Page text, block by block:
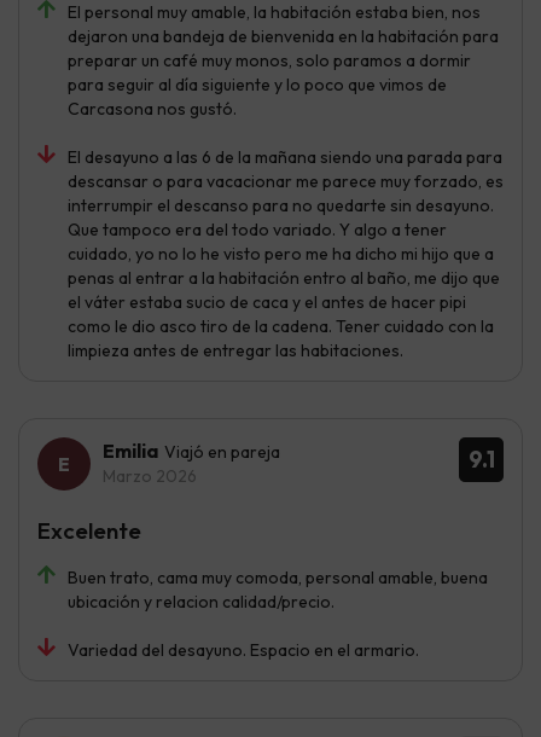
El personal muy amable, la habitación estaba bien, nos
dejaron una bandeja de bienvenida en la habitación para
preparar un café muy monos, solo paramos a dormir
para seguir al día siguiente y lo poco que vimos de
Carcasona nos gustó.
El desayuno a las 6 de la mañana siendo una parada para
descansar o para vacacionar me parece muy forzado, es
interrumpir el descanso para no quedarte sin desayuno.
Que tampoco era del todo variado. Y algo a tener
cuidado, yo no lo he visto pero me ha dicho mi hijo que a
penas al entrar a la habitación entro al baño, me dijo que
el váter estaba sucio de caca y el antes de hacer pipi
como le dio asco tiro de la cadena. Tener cuidado con la
limpieza antes de entregar las habitaciones.
9.1
Emilia Viajó en pareja
Marzo 2026
Buen trato, cama muy comoda, personal amable, buena
ubicación y relacion calidad/precio.
Variedad del desayuno. Espacio en el armario.
Excelente